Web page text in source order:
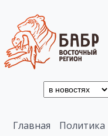
Главная Политика